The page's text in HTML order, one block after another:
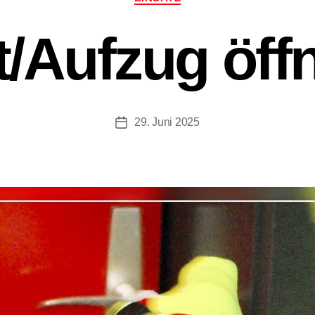
​Aufzug
Beitragsdatum
29. Juni 2025